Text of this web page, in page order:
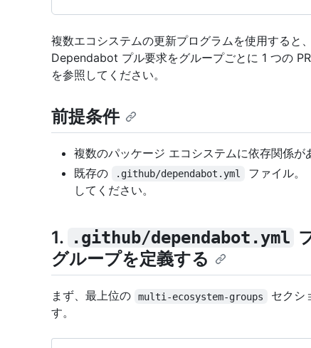
複数エコシステムの更新プログラムを使用すると
Dependabot プル要求をグループごとに 1 つの
を参照してください。
前提条件
複数のパッケージ エコシステムに依存関係が
既存の
.github/dependabot.yml ファイル。
してください。
1. .github/dependabot.yml
グループを定義する
まず、最上位の multi-ecosystem-groups
セクシ
す。